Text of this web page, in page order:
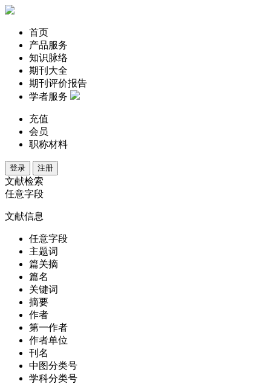
首页
产品服务
知识脉络
期刊大全
期刊评价报告
学者服务
充值
会员
职称材料
登录 注册
文献检索
任意字段
文献信息
任意字段
主题词
篇关摘
篇名
关键词
摘要
作者
第一作者
作者单位
刊名
中图分类号
学科分类号